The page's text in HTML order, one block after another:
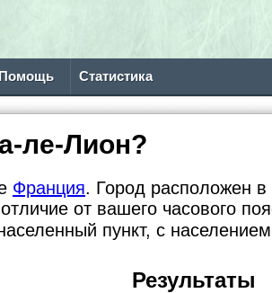
Помощь Статистика
ле-Лион?
Франция. Город расположен
от вашего часового
пункт, с
Результаты